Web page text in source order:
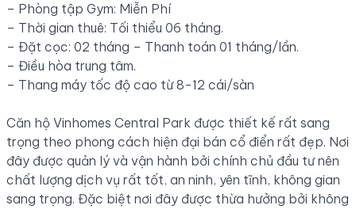
– Phòng tập Gym: Miễn Phí
– Thời gian thuê: Tối thiểu 06 tháng.
– Đặt cọc: 02 tháng – Thanh toán 01 tháng/lần.
– Điều hòa trung tâm.
– Thang máy tốc độ cao từ 8-12 cái/sàn
Căn hộ Vinhomes Central Park được thiết kế rất sang
trọng theo phong cách hiện đại bán cổ điển rất đẹp. Nơi
đây được quản lý và vận hành bởi chính chủ đầu tư nên
chất lượng dịch vụ rất tốt, an ninh, yên tĩnh, không gian
sang trọng. Đặc biệt nơi đây được thừa hưởng bởi không